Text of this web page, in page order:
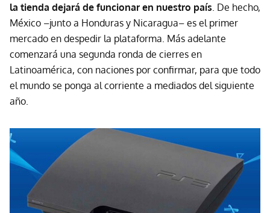
la tienda dejará de funcionar en nuestro país. De hecho,
México –junto a Honduras y Nicaragua– es el primer
mercado en despedir la plataforma. Más adelante
comenzará una segunda ronda de cierres en
Latinoamérica, con naciones por confirmar, para que todo
el mundo se ponga al corriente a mediados del siguiente
año.